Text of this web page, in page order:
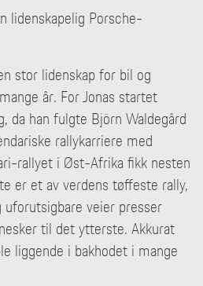
lidenskapelig Porsche-
stor lidenskap for bil og
år. For Jonas startet
da han fulgte Björn Waldegård
rallykarriere med
rallyet i Øst-Afrika fikk nesten
er et av verdens tøffeste rally,
veier presser
til det ytterste. Akkurat
liggende i bakhodet i mange